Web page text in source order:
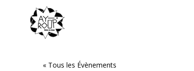
« Tous les Évènements